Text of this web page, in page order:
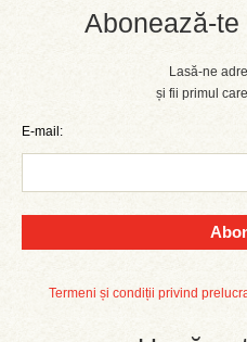
Abonează-
Lasă-ne
și fii primul
E-mail:
Termeni și condiții privind